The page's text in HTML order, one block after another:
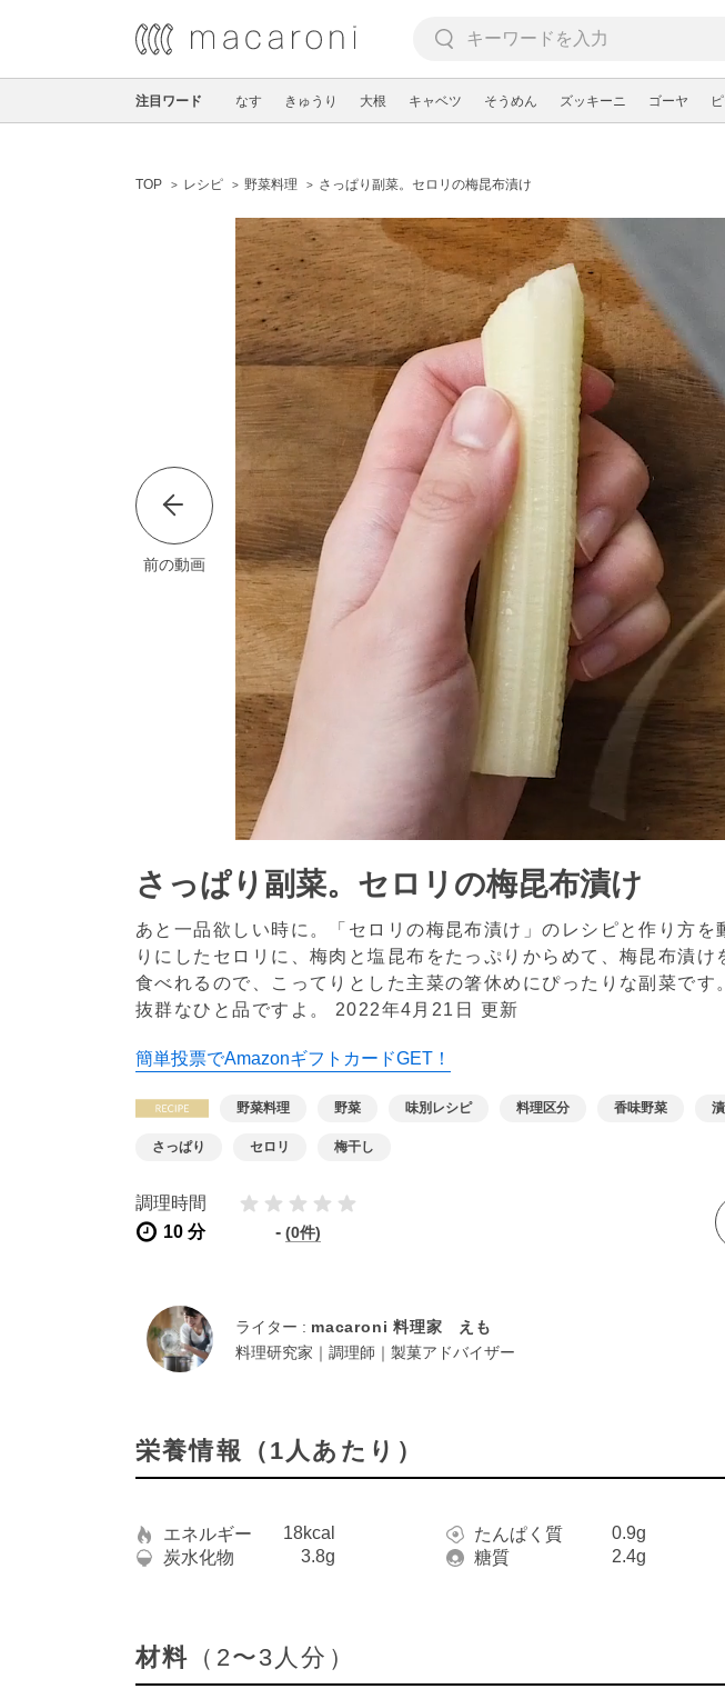
注目ワード なす きゅうり 大根 キャベツ そうめん ズッキーニ ゴーヤ
TOP レシピ 野菜料理 さっぱり副菜。セロリの梅昆布漬け
前の動画
さっぱり副菜。セロリの梅昆布漬け
あと一品欲しい時に。「セロリの梅昆布漬け」のレシピと作り方を
りにしたセロリに、梅肉と塩昆布をたっぷりからめて、梅昆布漬け
食べれるので、こってりとした主菜の箸休めにぴったりな副菜です
抜群なひと品ですよ。 2022年4月21日 更新
簡単投票でAmazonギフトカードGET！
野菜料理 野菜 味別レシピ 料理区分 香味野菜
さっぱり セロリ 梅干し
調理時間
10 分
- (0件)
ライター : macaroni 料理家 えも
料理研究家｜調理師｜製菓アドバイザー
栄養情報（1人あたり）
エネルギー 18kcal たんぱく質 0.9g
炭水化物
3.8g 糖質 2.4g
材料 （2〜3人分）